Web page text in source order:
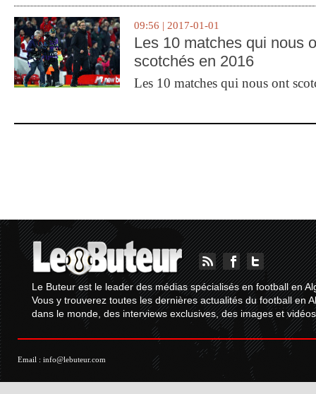
09:56 | 2017-01-01
Les 10 matches qui nous
scotchés en 2016
Les 10 matches qui nous ont
Le Buteur est le leader des médias spécialisés en football en
Vous y trouverez toutes les dernières actualités du football en
dans le monde, des interviews exclusives, des images et
Email : info@lebuteur.com